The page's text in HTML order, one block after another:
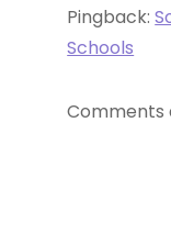
Pingback:
Schools
Comments